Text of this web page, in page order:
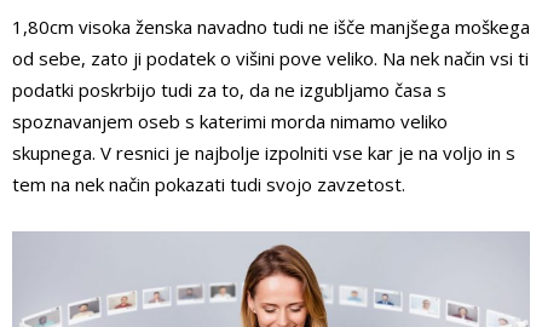
1,80cm visoka ženska navadno tudi ne išče manjšega moškega
od sebe, zato ji podatek o višini pove veliko. Na nek način vsi ti
podatki poskrbijo tudi za to, da ne izgubljamo časa s
spoznavanjem oseb s katerimi morda nimamo veliko
skupnega. V resnici je najbolje izpolniti vse kar je na voljo in s
tem na nek način pokazati tudi svojo zavzetost.